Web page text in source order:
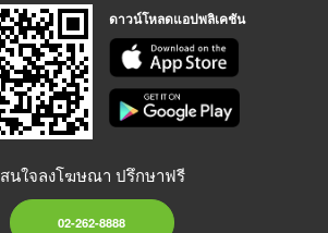
ดาวน์โหลดแอปพลิเคชัน
สนใจลงโฆษณา ปรึกษาฟรี
02-262-8888